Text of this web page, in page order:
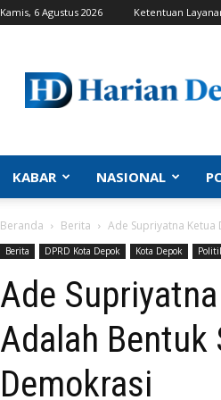
Kamis, 6 Agustus 2026 Ketentuan
Depok
|
Kabar
Depok,
Info
Depok,
Portal
Depok
KABAR NASIONAL
Beranda Berita Ade Supriyatna Ketua
Berita DPRD Kota Depok Kota Depok
Ade
Adalah Bentuk
Demokrasi